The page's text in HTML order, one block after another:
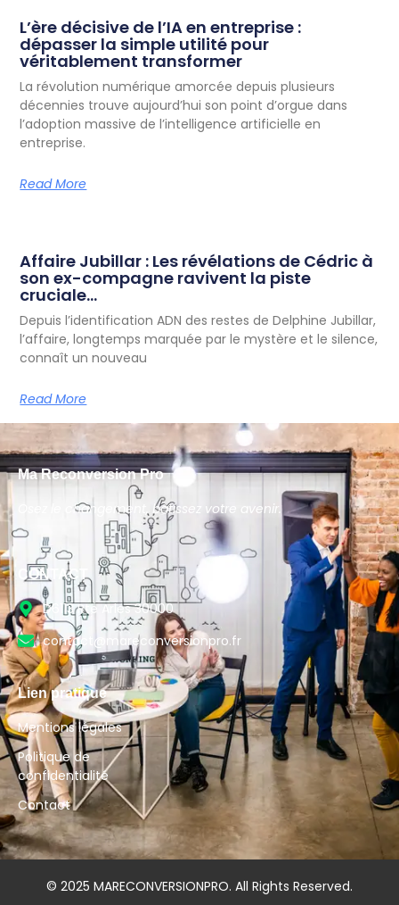
L’ère décisive de l’IA en entreprise :
dépasser la simple utilité pour
véritablement transformer
La révolution numérique amorcée depuis plusieurs
décennies trouve aujourd’hui son point d’orgue dans
l’adoption massive de l’intelligence artificielle en
entreprise.
Read More
Affaire Jubillar : Les révélations de Cédric à
son ex-compagne ravivent la piste
cruciale…
Depuis l’identification ADN des restes de Delphine Jubillar,
l’affaire, longtemps marquée par le mystère et le silence,
connaît un nouveau
Read More
Ma Reconversion Pro
Osez le changement, bâtissez votre avenir.
CONTACT
D6113 Rte Arles 30000
contact@mareconversionpro.fr
Lien pratique
Mentions légales
Politique de
confidentialité
Contact
© 2025 MARECONVERSIONPRO. All Rights Reserved.